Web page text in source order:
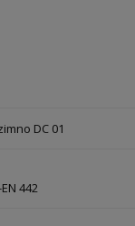
DC 01
442